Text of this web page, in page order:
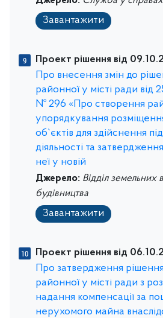
Завантажити
Проект рішення від
Про внесення змін до
районної у місті ради від
№ 296 «Про створення
упорядкування
об`єктів для здійснення
діяльності та
неї у новій
Джерело: Відділ земельних
будівництва
Завантажити
Проект рішення від
Про затвердження рішення
районної у місті ради з
надання компенсації за
нерухомого майна